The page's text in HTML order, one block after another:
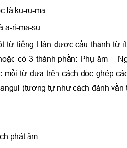
là ku-ru-ma
a-ri-ma-su
từ tiếng Hàn được cấu thành từ
có 3 thành phần: Phụ âm +
mỗi từ dựa trên cách đọc ghép
(tương tự như cách đánh vần
phát âm: